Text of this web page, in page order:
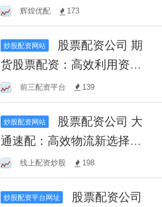
时省心更省钱！
辉煌优配 173
炒股配资网站
货股票配资：高效利用资
金，把握市场机遇，实现投
资增值
前三配资平台 139
炒股配资网站
通速配：高效物流新选择，
快速配送，一站式解决方
案！
线上配资炒股 198
炒股配资平台网址